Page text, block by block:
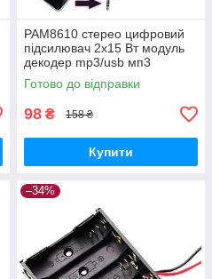
PAM8610 стерео цифровий
підсилювач 2x15 Вт модуль
декодер mp3/usb мп3
Готово до відправки
98 ₴ 158 ₴
Купити
–34%